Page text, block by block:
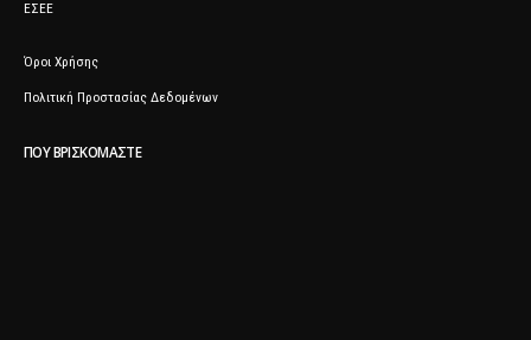
ΕΣΕΕ
Όροι Χρήσης
Πολιτική Προστασίας Δεδομένων
ΠΟΥ ΒΡΙΣΚΌΜΑΣΤΕ